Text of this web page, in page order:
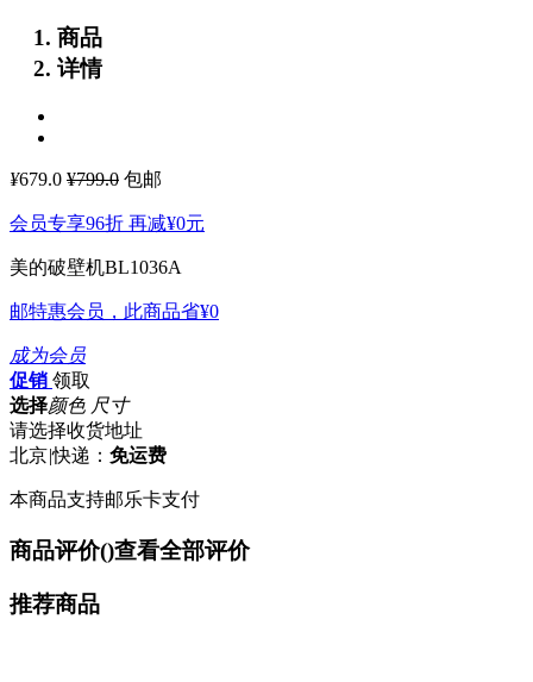
商品
详情
¥679.0 ¥799.0 包邮
会员专享96折 再减¥0元
美的破壁机BL1036A
邮特惠会员，此商品省¥0
成为会员
促销 领取
选择颜色 尺寸
请选择收货地址
北京|快递： 免运费
本商品支持邮乐卡支付
商品评价()查看全部评价
推荐商品